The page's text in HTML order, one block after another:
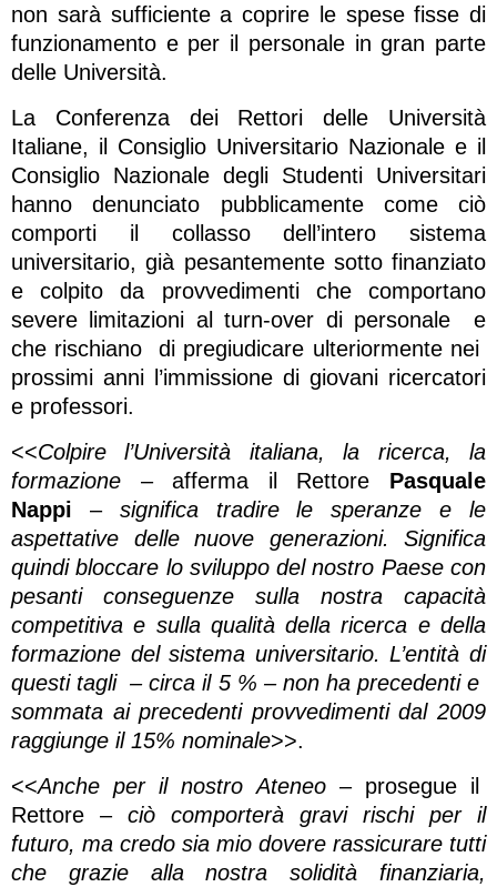
non sarà sufficiente a coprire le spese fisse di
funzionamento e per il personale in gran parte
delle Università.
La Conferenza dei Rettori delle Università
Italiane, il Consiglio Universitario Nazionale e il
Consiglio Nazionale degli Studenti Universitari
hanno denunciato pubblicamente come ciò
comporti il collasso dell’intero sistema
universitario, già pesantemente sotto finanziato
e colpito da provvedimenti che comportano
severe limitazioni al turn-over di personale e
che rischiano di pregiudicare ulteriormente nei
prossimi anni l’immissione di giovani ricercatori
e professori.
<<Colpire l’Università italiana, la ricerca, la
formazione – afferma il Rettore Pasquale
Nappi – significa tradire le speranze e le
aspettative delle nuove generazioni. Significa
quindi bloccare lo sviluppo del nostro Paese con
pesanti conseguenze sulla nostra capacità
competitiva e sulla qualità della ricerca e della
formazione del sistema universitario. L’entità di
questi tagli – circa il 5 % – non ha precedenti e
sommata ai precedenti provvedimenti dal 2009
raggiunge il 15% nominale>>.
<<Anche per il nostro Ateneo– prosegue il
Rettore – ciò comporterà gravi rischi per il
futuro, ma credo sia mio dovere rassicurare tutti
che grazie alla nostra solidità finanziaria,